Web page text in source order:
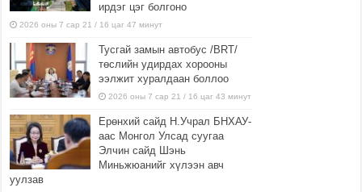
ирдэг цэг болгоно
2026 оны 7 сар 21 / 16 цаг 47 минут
Тусгай замын автобус /BRT/
төслийн удирдах хорооны
ээлжит хуралдаан боллоо
2026 оны 7 сар 21 / 16 цаг 43 минут
Ерөнхий сайд Н.Учрал БНХАУ-
аас Монгол Улсад суугаа
Элчин сайд Шэнь
Миньжюанийг хүлээн авч
уулзав